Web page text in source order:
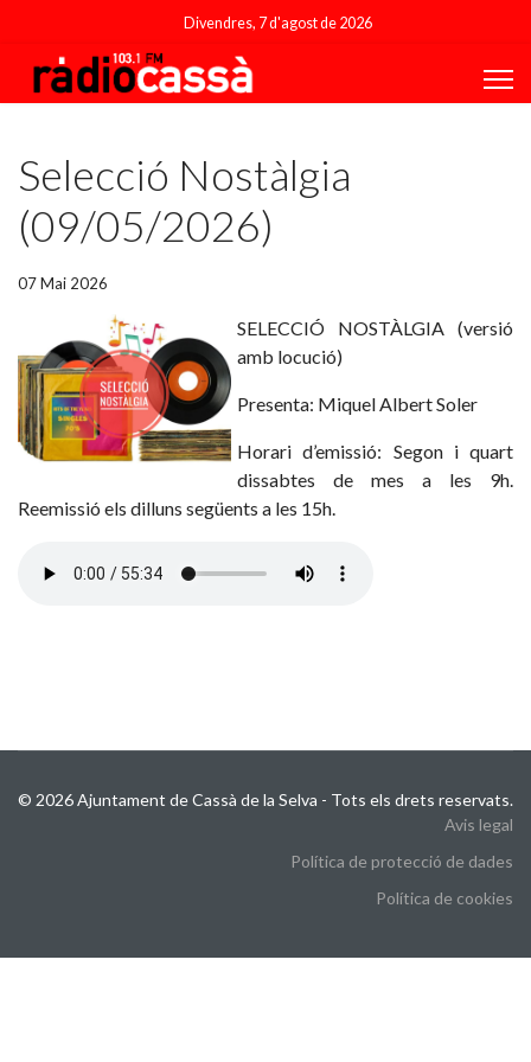
Divendres, 7 d'agost de 2026
Selecció Nostàlgia
(09/05/2026)
07 Mai 2026
SELECCIÓ NOSTÀLGIA (versió
amb locució)
Presenta: Miquel Albert Soler
Horari d’emissió: Segon i quart
dissabtes de mes a les 9h.
Reemissió els dilluns següents a les 15h.
© 2026 Ajuntament de Cassà de la Selva - Tots els drets reservats.
Avis legal
Política de protecció de dades
Política de cookies